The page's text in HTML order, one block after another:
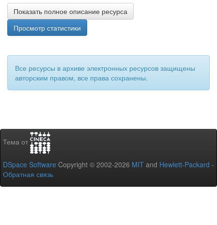
Показать полное описание ресурса
Просмотр статистики
Все ресурсы в архиве электронных ресурсов защищены
авторским правом, все права сохранены.
Тема от
DSpace Software Copyright © 2002-2026 MIT and Hewlett-Packard -
Обратная связь